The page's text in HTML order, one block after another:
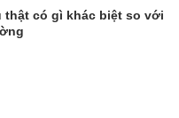
thật có gì khác biệt so với